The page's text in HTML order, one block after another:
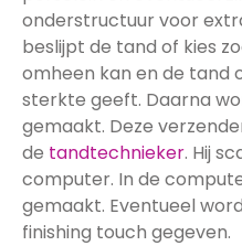
onderstructuur voor
beslijpt de tand of kies
omheen kan en de tand
sterkte geeft. Daarna
gemaakt. Deze
de tandtechnieker. Hij
computer. In de
gemaakt. Eventueel
finishing touch gegeven.